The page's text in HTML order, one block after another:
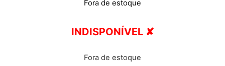
Fora de estoque
INDISPONÍVEL ✘
Fora de estoque